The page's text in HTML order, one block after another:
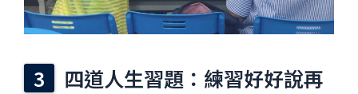
四道人生習題：練習好好說再